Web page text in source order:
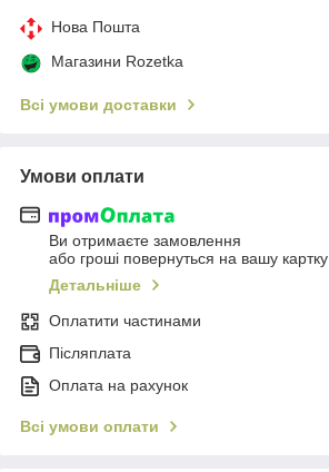
Нова Пошта
Магазини Rozetka
Всі умови доставки
Умови оплати
Ви отримаєте замовлення
або гроші повернуться на вашу картку
Детальніше
Оплатити частинами
Післяплата
Оплата на рахунок
Всі умови оплати